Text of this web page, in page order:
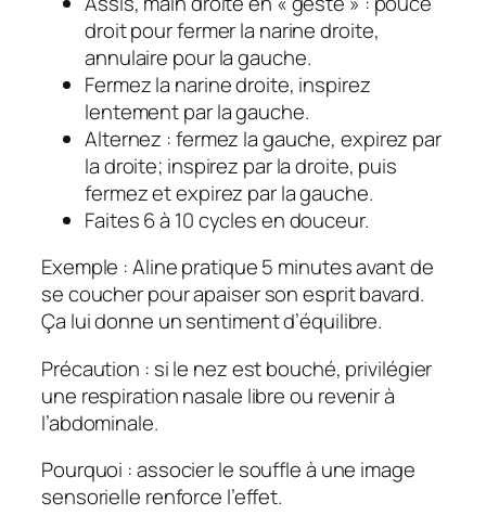
droit pour fermer la narine droite,
annulaire pour la gauche.
Fermez la narine droite, inspirez
lentement par la gauche.
Alternez : fermez la gauche, expirez par
la droite; inspirez par la droite, puis
fermez et expirez par la gauche.
Faites 6 à 10 cycles en douceur.
Exemple : Aline pratique 5 minutes avant de
se coucher pour apaiser son esprit bavard.
Ça lui donne un sentiment d’équilibre.
Précaution : si le nez est bouché, privilégier
une respiration nasale libre ou revenir à
l’abdominale.
Pourquoi : associer le souffle à une image
sensorielle renforce l’effet.